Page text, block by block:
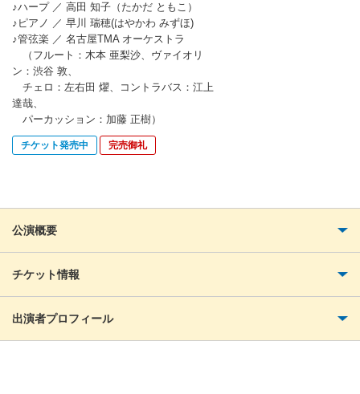
♪ハープ ／ 高田 知子（たかだ ともこ）
♪ピアノ ／ 早川 瑞穂(はやかわ みずほ)
♪管弦楽 ／ 名古屋TMA オーケストラ
（フルート：木本 亜梨沙、ヴァイオリ
ン：渋谷 敦、
チェロ：左右田 燿、コントラバス：江上
達哉、
パーカッション：加藤 正樹）
チケット発売中 完売御礼
公演概要
チケット情報
出演者プロフィール